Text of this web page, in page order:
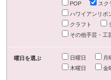
POP
スク
ハワイアンリボ
クラフト
その他手芸・工
曜日を選ぶ 日曜日 月
木曜日
金